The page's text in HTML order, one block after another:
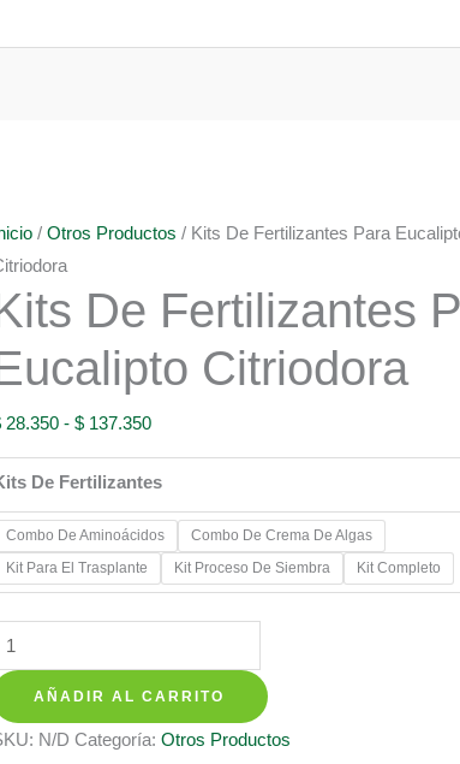
/ Otros Productos / Kits De Fertilizantes Para
De Fertilizantes
Citriodora
28.350 - $ 137.350Rango
de
precios:
desde
$ 28.350
hasta
$ 137.350
De Fertilizantes
Combo De Aminoácidos
Combo De Crema De Algas
Kit Para El Trasplante
Kit Proceso De Siembra Kit Completo
Kits
AÑADIR AL CARRITO
N/D Categoría: Otros Productos